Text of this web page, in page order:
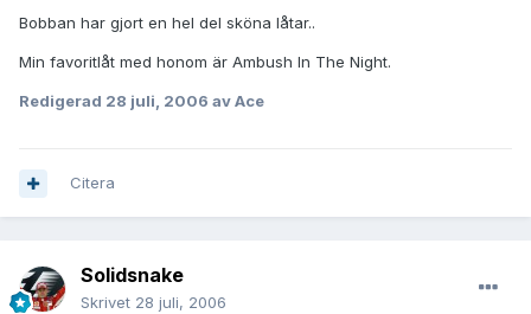
Bobban har gjort en hel del sköna låtar..
Min favoritlåt med honom är Ambush In The Night.
Redigerad 28 juli, 2006 av Ace
Citera
Solidsnake
Skrivet 28 juli, 2006